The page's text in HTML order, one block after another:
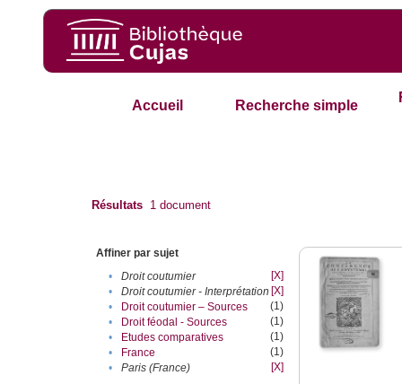
Accueil Recherche simple
Résultats 1 document
Affiner par sujet
•
Droit coutumier
[X]
•
Droit coutumier - Interprétation [X]
•
Droit coutumier – Sources
(1)
•
Droit féodal - Sources
(1)
•
Etudes comparatives
(1)
•
France
(1)
•
Paris (France)
[X]